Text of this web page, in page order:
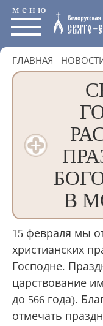
меню
ГЛАВНАЯ |
В
15 февраля мы
христианских
Господне.
царствование
до 566 года).
отмечать